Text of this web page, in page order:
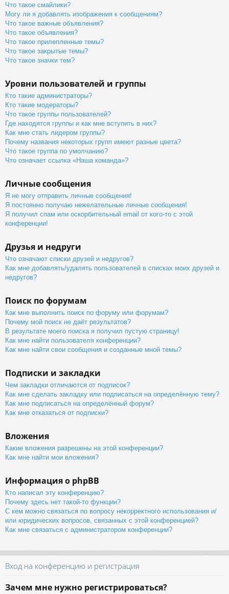
Что такое смайлики?
Могу ли я добавлять изображения к сообщениям?
Что такое важные объявления?
Что такое объявления?
Что такое прилепленные темы?
Что такое закрытые темы?
Что такое значки тем?
Уровни пользователей и группы
Кто такие администраторы?
Кто такие модераторы?
Что такое группы пользователей?
Где находятся группы и как мне вступить в них?
Как мне стать лидером группы?
Почему названия некоторых групп имеют разные цвета?
Что такое группа по умолчанию?
Что означает ссылка «Наша команда»?
Личные сообщения
Я не могу отправить личные сообщения!
Я постоянно получаю нежелательные личные сообщения!
Я получил спам или оскорбительный email от кого-то с этой
конференции!
Друзья и недруги
Что означают списки друзей и недругов?
Как мне добавлять/удалять пользователей в списках моих друзей и
недругов?
Поиск по форумам
Как мне выполнить поиск по форуму или форумам?
Почему мой поиск не даёт результатов?
В результате моего поиска я получил пустую страницу!
Как мне найти пользователя конференции?
Как мне найти свои сообщения и созданные мной темы?
Подписки и закладки
Чем закладки отличаются от подписок?
Как мне сделать закладку или подписаться на определённую тему?
Как мне подписаться на определённый форум?
Как мне отказаться от подписки?
Вложения
Какие вложения разрешены на этой конференции?
Как мне найти мои вложения?
Информация о phpBB
Кто написал эту конференцию?
Почему здесь нет такой-то функции?
С кем можно связаться по вопросу некорректного использования и/
или юридических вопросов, связанных с этой конференцией?
Как мне связаться с администратором конференции?
Вход на конференцию и регистрация
Зачем мне нужно регистрироваться?